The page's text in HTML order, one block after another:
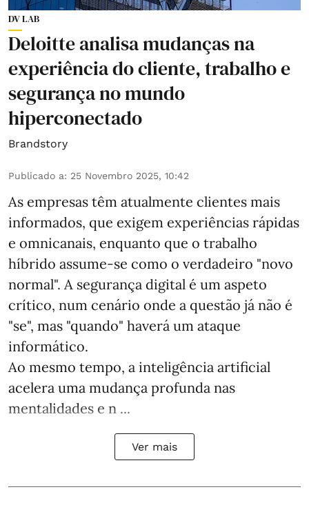
DV LAB
Deloitte analisa mudanças na
experiência do cliente, trabalho e
segurança no mundo
hiperconectado
Brandstory
Publicado a: 25 Novembro 2025, 10:42
As empresas têm atualmente clientes mais
informados, que exigem experiências rápidas
e omnicanais, enquanto que o trabalho
híbrido assume-se como o verdadeiro "novo
normal". A segurança digital é um aspeto
crítico, num cenário onde a questão já não é
"se", mas "quando" haverá um ataque
informático.
Ao mesmo tempo, a inteligência artificial
acelera uma mudança profunda nas
mentalidades e n ...
Ver mais